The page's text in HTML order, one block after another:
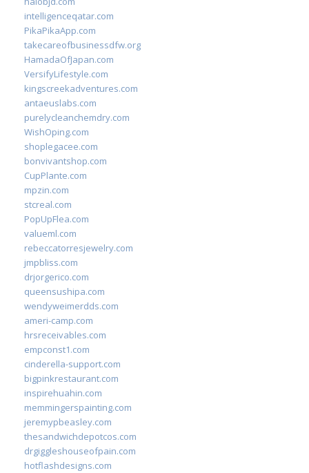
intelligenceqatar.com
PikaPikaApp.com
takecareofbusinessdfw.org
HamadaOfJapan.com
VersifyLifestyle.com
kingscreekadventures.com
antaeuslabs.com
purelycleanchemdry.com
WishOping.com
shoplegacee.com
bonvivantshop.com
CupPlante.com
mpzin.com
stcreal.com
PopUpFlea.com
valueml.com
rebeccatorresjewelry.com
jmpbliss.com
drjorgerico.com
queensushipa.com
wendyweimerdds.com
ameri-camp.com
hrsreceivables.com
empconst1.com
cinderella-support.com
bigpinkrestaurant.com
inspirehuahin.com
memmingerspainting.com
jeremypbeasley.com
thesandwichdepotcos.com
drgiggleshouseofpain.com
hotflashdesigns.com